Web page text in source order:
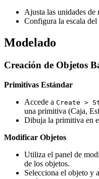
Ajusta las unidades de
Configura la escala del
Modelado
Creación de Objetos
Primitivas Estándar
Accede a Create >
una primitiva (Caja,
Dibuja la primitiva en
Modificar Objetos
Utiliza el panel de
de los objetos.
Selecciona el objeto y